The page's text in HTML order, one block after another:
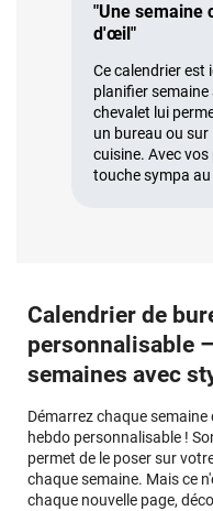
"Une semaine
d'œil"
Ce calendrier est
planifier semaine
chevalet lui
un bureau ou
cuisine. Avec
touche sympa
Calendrier de
personnalisable
semaines avec
Démarrez chaque
hebdo personnalisable !
permet de le poser sur
chaque semaine. Mais ce
chaque nouvelle page,